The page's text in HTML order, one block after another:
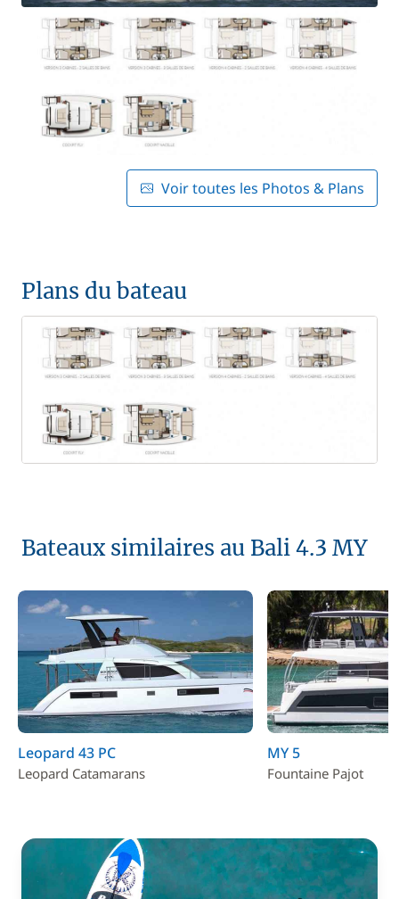
Voir toutes les Photos & Plans
Plans du bateau
Bateaux similaires au Bali 4.3 MY
Leopard 43 PC
Leopard Catamarans
MY 5
Fountaine Pajot